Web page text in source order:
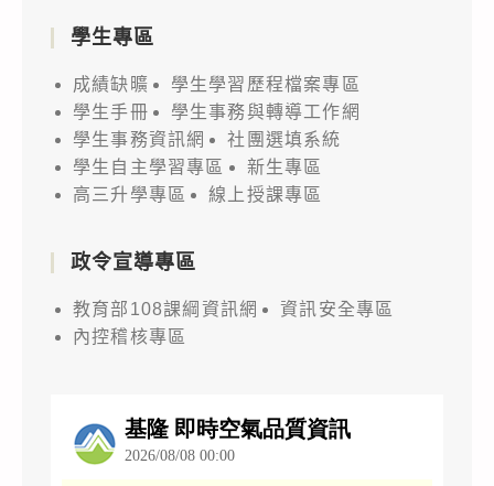
學生專區
成績缺曠
學生學習歷程檔案專區
學生手冊
學生事務與轉導工作網
學生事務資訊網
社團選填系統
學生自主學習專區
新生專區
高三升學專區
線上授課專區
政令宣導專區
教育部108課綱資訊網
資訊安全專區
內控稽核專區